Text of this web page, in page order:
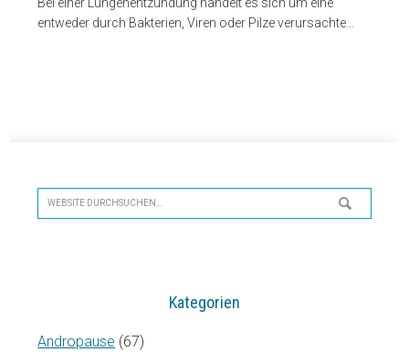
Bei einer Lungenentzündung handelt es sich um eine
entweder durch Bakterien, Viren oder Pilze verursachte…
Website
durchsuchen…
Kategorien
Andropause (67)